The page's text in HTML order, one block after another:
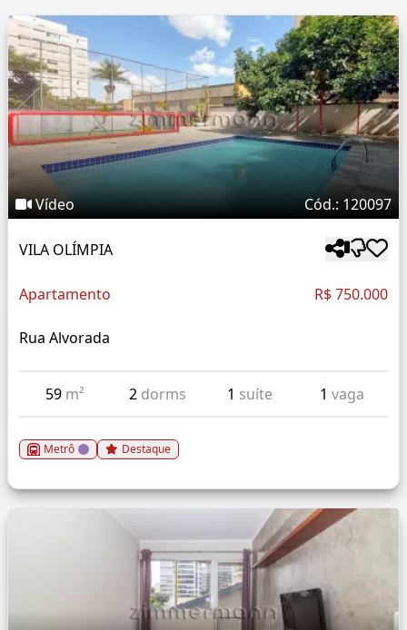
Vídeo Cód.: 120097
VILA OLÍMPIA
Apartamento R$ 750.000
Rua Alvorada
59 m² 2 dorms 1 suíte 1 vaga
Metrô Destaque